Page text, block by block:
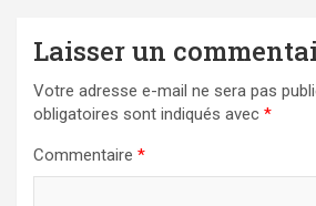
Laisser un
Votre adresse e-mail ne sera pas
obligatoires sont indiqués avec *
Commentaire *